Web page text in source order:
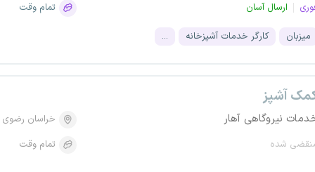
ارسال آسان
تمام وقت
میزبان کارگر خدمات آشپزخانه ...
آشپز
نیروگاهی آهار
شده
خراسان رضوی
تمام وقت